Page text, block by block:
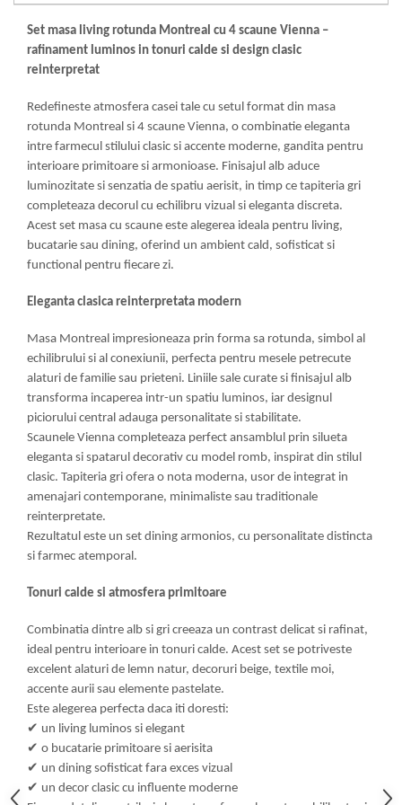
Mese gradinita
Scaune gradinita
Set mese si scaune gradinita
Mobila camera copii
Scaune birou pentru copii
Saltele patuturi copii
Paturi copii
Masa si scaune gradinita
Seturi comode living si dormitor
Set masa living rotunda Montreal cu 4 scaune Vienna –
rafinament luminos in tonuri calde si design clasic
reinterpretat
Redefineste atmosfera casei tale cu setul format din masa
rotunda Montreal si 4 scaune Vienna, o combinatie eleganta
intre farmecul stilului clasic si accente moderne, gandita pentru
interioare primitoare si armonioase. Finisajul alb aduce
luminozitate si senzatia de spatiu aerisit, in timp ce tapiteria gri
completeaza decorul cu echilibru vizual si eleganta discreta.
Acest set masa cu scaune este alegerea ideala pentru living,
bucatarie sau dining, oferind un ambient cald, sofisticat si
functional pentru fiecare zi.
Eleganta clasica reinterpretata modern
Masa Montreal impresioneaza prin forma sa rotunda, simbol al
echilibrului si al conexiunii, perfecta pentru mesele petrecute
alaturi de familie sau prieteni. Liniile sale curate si finisajul alb
transforma incaperea intr-un spatiu luminos, iar designul
piciorului central adauga personalitate si stabilitate.
Scaunele Vienna completeaza perfect ansamblul prin silueta
eleganta si spatarul decorativ cu model romb, inspirat din stilul
clasic. Tapiteria gri ofera o nota moderna, usor de integrat in
amenajari contemporane, minimaliste sau traditionale
reinterpretate.
Rezultatul este un set dining armonios, cu personalitate distincta
si farmec atemporal.
Tonuri calde si atmosfera primitoare
Combinatia dintre alb si gri creeaza un contrast delicat si rafinat,
ideal pentru interioare in tonuri calde. Acest set se potriveste
excelent alaturi de lemn natur, decoruri beige, textile moi,
accente aurii sau elemente pastelate.
Este alegerea perfecta daca iti doresti:
✔ un living luminos si elegant
✔ o bucatarie primitoare si aerisita
✔ un dining sofisticat fara exces vizual
✔ un decor clasic cu influente moderne